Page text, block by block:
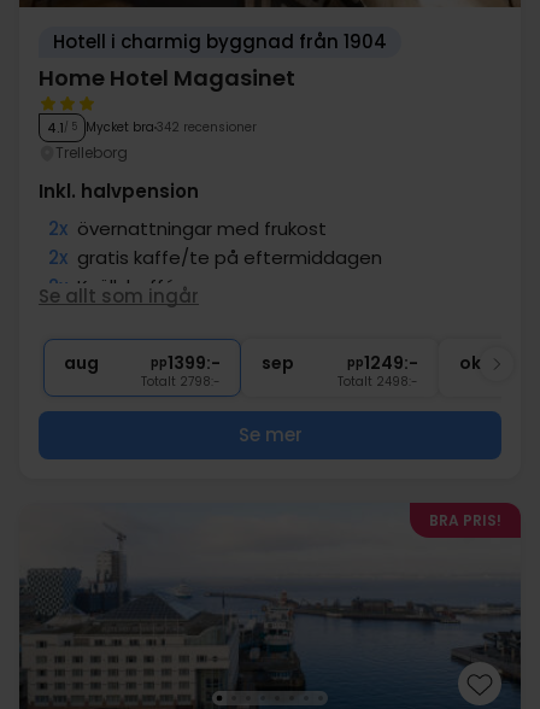
Hotell i charmig byggnad från 1904
Home Hotel Magasinet
4.1/ 5 Mycket bra 342 recensioner
Trelleborg
Inkl. halvpension
2x övernattningar med frukost
2x gratis kaffe/te på eftermiddagen
2x Kvällsbuffé
Centralt läge
∞ Gratis internet
Se allt som ingår
aug pp1399:-
Totalt 2798:-
sep pp1249:-
Totalt 2498:-
okt
Se mer
BRA PRIS!